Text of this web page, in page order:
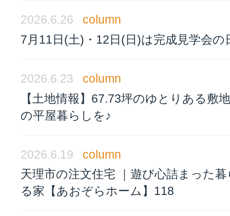
2026.6.26
column
7月11日(土)・12日(日)は完成見学会の
2026.6.23
column
【土地情報】67.73坪のゆとりある敷
の平屋暮らしを♪
2026.6.19
column
天理市の注文住宅 ｜遊び心詰まった
る家【あおぞらホーム】118